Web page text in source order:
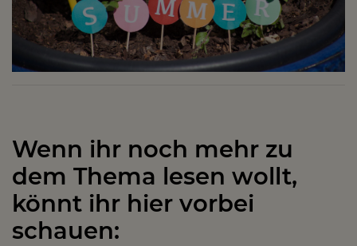
Wenn ihr noch mehr zu
dem Thema lesen wollt,
könnt ihr hier vorbei
schauen: